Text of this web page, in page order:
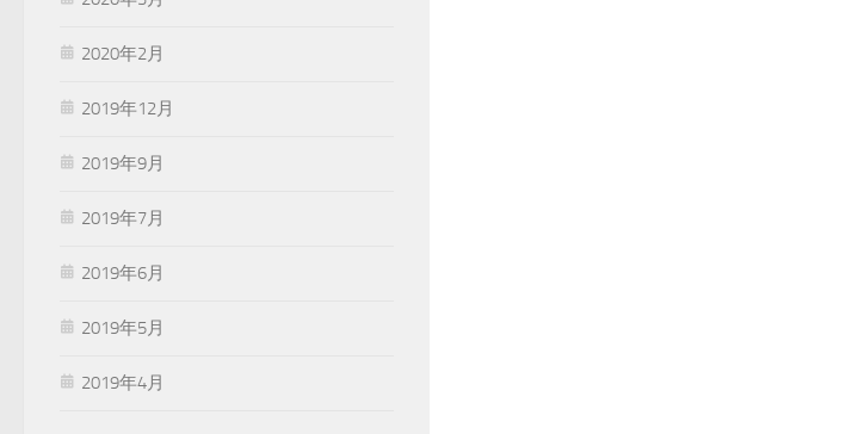
2020年2月
2019年12月
2019年9月
2019年7月
2019年6月
2019年5月
2019年4月